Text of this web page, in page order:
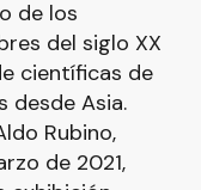
de los
del siglo XX
científicas de
desde Asia.
Rubino,
de 2021,